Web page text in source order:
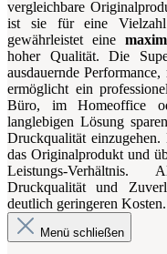
vergleichbare
ist sie für eine Vielzahl
gewährleistet eine
hoher Qualität. Die
ausdauernde
ermöglicht ein
Büro, im Homeoffice
langlebigen Lösung
Druckqualität
das Originalprodukt und
Leistungs-Verhältnis.
Druckqualität und
deutlich geringeren Kosten.
Menü schließen